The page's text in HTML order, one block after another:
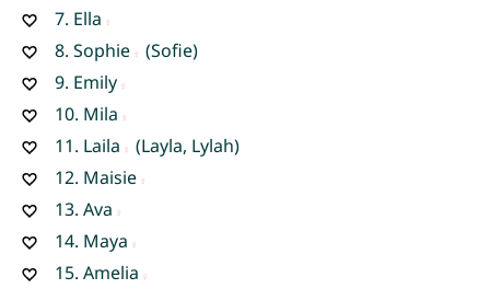
7. Ella
8. Sophie
(Sofie)
9. Emily
10. Mila
11. Laila
(Layla, Lylah)
12. Maisie
13. Ava
14. Maya
15. Amelia